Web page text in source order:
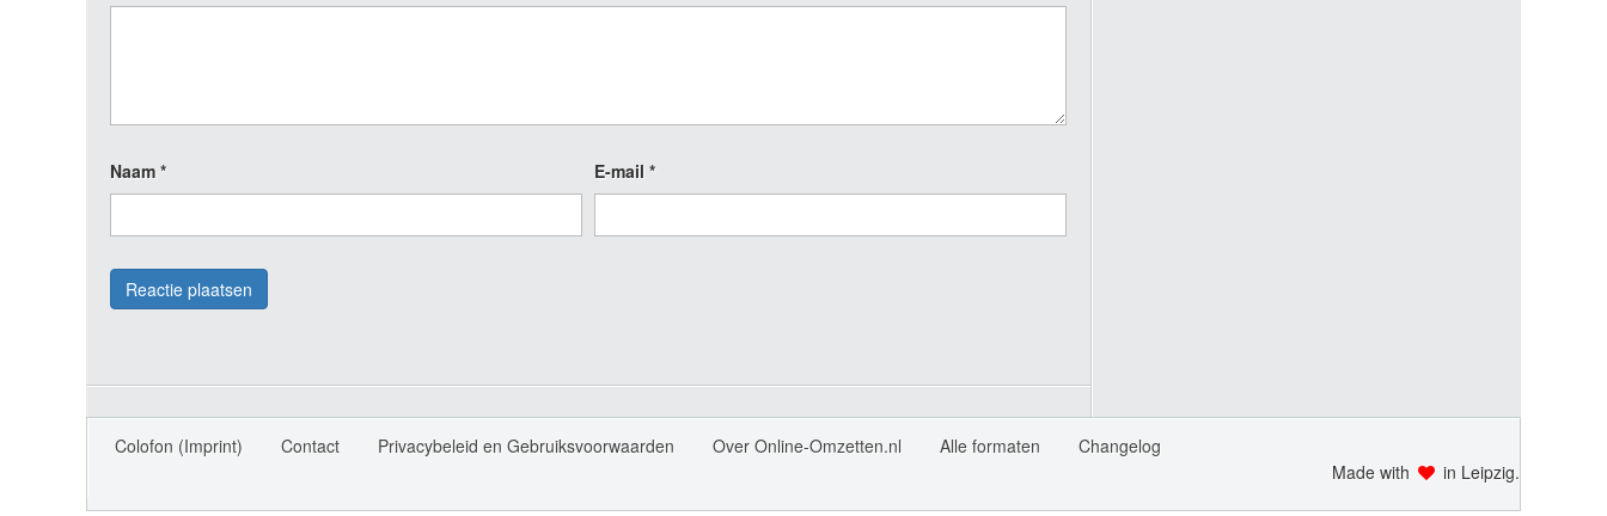
Naam * E-mail *
Colofon (Imprint) Contact Privacybeleid en Gebruiksvoorwaarden Over Online-Omzetten.nl Alle formaten
Changelog
Made with
in Leipzig.